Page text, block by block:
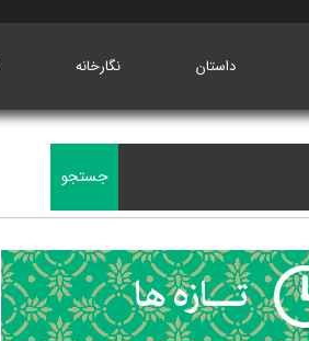
داستان نگارخانه